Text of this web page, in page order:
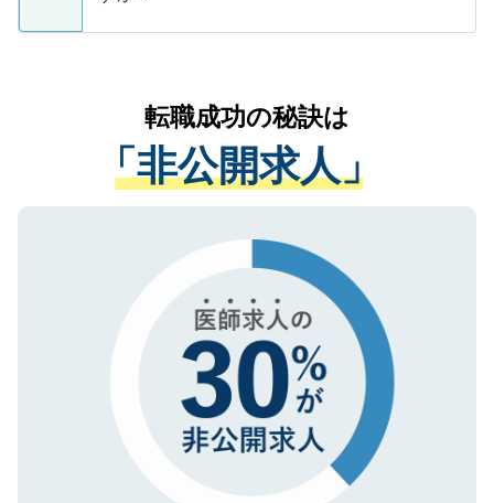
ているすべての個人データはご本人の許可
は、個人情報の取り扱いについての厳密な
管理基準を満たした事業者のみに付与され
る、プライバシーマークを取得済みです。
ご登録いただいた個人情報は、SSL（デー
で、機密保持に関してもご安心ください。
かがいして、現在の医療機関の状況や紹介
経験をまじえながら、適切なアドバイスを
させていただきます。すぐにご転職をされ
ない方には、長期的なサポートが可能です
ので、まずはご登録ください。
転職成功の秘訣は
「非公開求人」